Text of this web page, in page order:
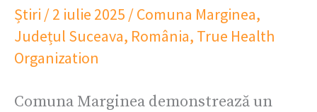
Știri /2 iulie 2025 /Comuna Marginea,
Județul Suceava, România, True Health
Organization
Comuna Marginea demonstrează un